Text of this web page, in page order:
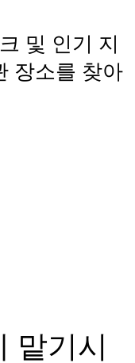
및 인기 지
장소를 찾아
맡기시